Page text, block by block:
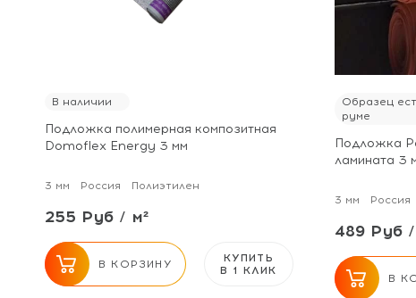
В наличии
Подложка полимерная композитная
Domoflex Energy 3 мм
3 мм Россия Полиэтилен
255 Руб / м²
В КОРЗИНУ
КУПИТЬ
В 1 КЛИК
Образец
руме
Подложка
ламината 3
3 мм Россия
489 Руб /
В